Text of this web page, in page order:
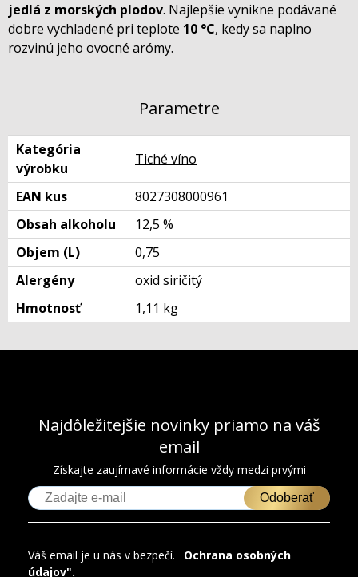
jedlá z morských plodov. Najlepšie vynikne podávané
dobre vychladené pri teplote 10 °C, kedy sa naplno
rozvinú jeho ovocné arómy.
Parametre
Kategória
výrobku
Tiché víno
EAN kus
8027308000961
Obsah alkoholu
12,5 %
Objem (L)
0,75
Alergény
oxid siričitý
Hmotnosť
1,11 kg
Najdôležitejšie novinky priamo na váš
email
Získajte zaujímavé informácie vždy medzi prvými
Odoberať
Váš email je u nás v bezpečí.
Ochrana osobných
údajov".